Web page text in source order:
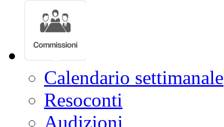
Calendario settimanale
Resoconti
Audizioni